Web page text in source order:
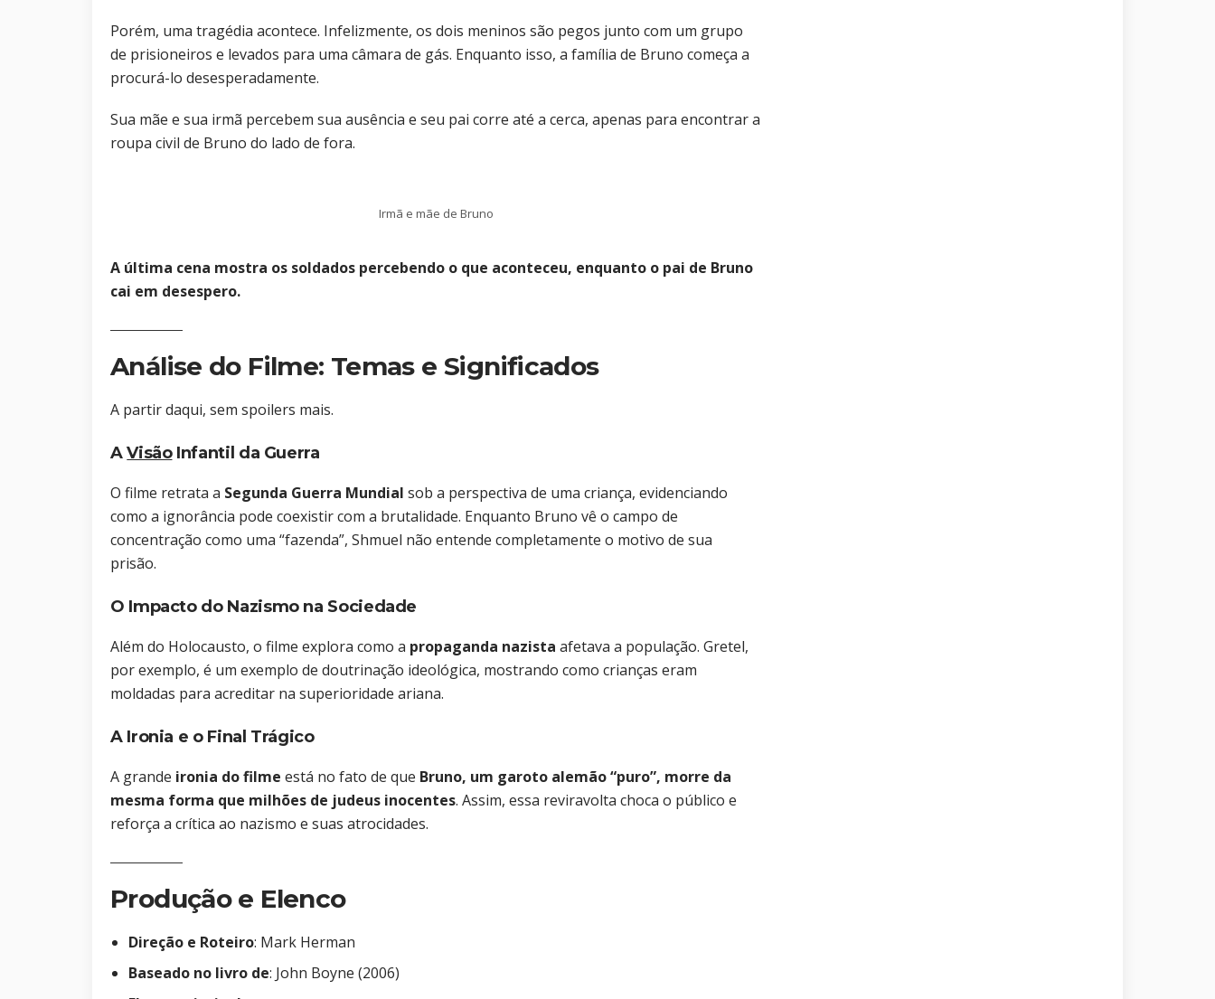
Porém, uma tragédia acontece. Infelizmente, os dois meninos são pegos junto com um grupo
de prisioneiros e levados para uma câmara de gás. Enquanto isso, a família de Bruno começa a
procurá-lo desesperadamente.
Sua mãe e sua irmã percebem sua ausência e seu pai corre até a cerca, apenas para encontrar a
roupa civil de Bruno do lado de fora.
Irmã e mãe de Bruno
A última cena mostra os soldados percebendo o que aconteceu, enquanto o pai de Bruno
cai em desespero.
Análise do Filme: Temas e Significados
A partir daqui, sem spoilers mais.
AVisãoInfantil da Guerra
O filme retrata a Segunda Guerra Mundial sob a perspectiva de uma criança, evidenciando
como a ignorância pode coexistir com a brutalidade. Enquanto Bruno vê o campo de
concentração como uma “fazenda”, Shmuel não entende completamente o motivo de sua
prisão.
O Impacto do Nazismo na Sociedade
Além do Holocausto, o filme explora como a propaganda nazista afetava a população. Gretel,
por exemplo, é um exemplo de doutrinação ideológica, mostrando como crianças eram
moldadas para acreditar na superioridade ariana.
A Ironia e o Final Trágico
A grande ironia do filme está no fato de que Bruno, um garoto alemão “puro”, morre da
mesma forma que milhões de judeus inocentes. Assim, essa reviravolta choca o público e
reforça a crítica ao nazismo e suas atrocidades.
Produção e Elenco
Direção e Roteiro: Mark Herman
Baseado no livro de: John Boyne (2006)